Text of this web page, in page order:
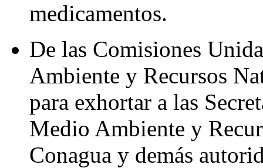
medicamentos.
De las Comisiones
Ambiente y Recursos
para exhortar a las
Medio Ambiente y
Conagua y demás